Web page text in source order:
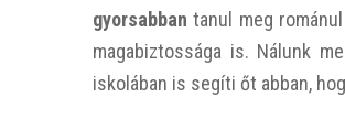
gyorsabban tanul meg
magabiztossága is. Nálunk
iskolában is segíti őt abban,